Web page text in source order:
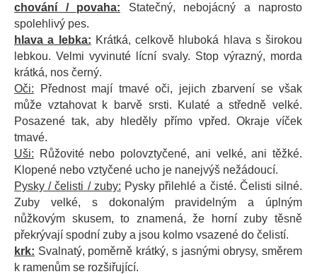
chování / povaha: Statečný, nebojácný a naprosto
spolehlivý pes.
hlava a lebka: Krátká, celkově hluboká hlava s širokou
lebkou. Velmi vyvinuté lícní svaly. Stop výrazný, morda
krátká, nos černý.
Oči: Přednost mají tmavé oči, jejich zbarvení se však
může vztahovat k barvě srsti. Kulaté a středně velké.
Posazené tak, aby hleděly přímo vpřed. Okraje víček
tmavé.
Uši: Růžovité nebo polovztyčené, ani velké, ani těžké.
Klopené nebo vztyčené ucho je nanejvýš nežádoucí.
Pysky / čelisti / zuby: Pysky přilehlé a čisté. Čelisti silné.
Zuby velké, s dokonalým pravidelným a úplným
nůžkovým skusem, to znamená, že horní zuby těsně
překrývají spodní zuby a jsou kolmo vsazené do čelistí.
krk: Svalnatý, poměrně krátký, s jasnými obrysy, směrem
k ramenům se rozšiřující.